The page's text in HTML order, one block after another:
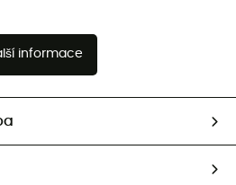
informace